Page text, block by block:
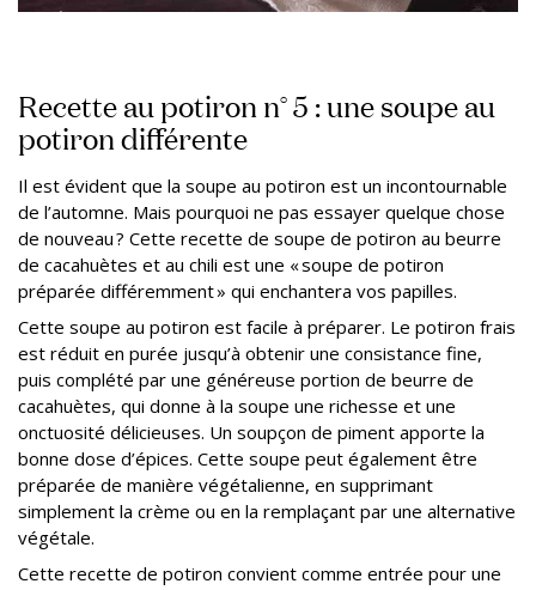
Recette au potiron n° 5 : une soupe au
potiron différente
Il est évident que la soupe au potiron est un incontournable
de l’automne. Mais pourquoi ne pas essayer quelque chose
de nouveau ? Cette recette de soupe de potiron au beurre
de cacahuètes et au chili est une « soupe de potiron
préparée différemment » qui enchantera vos papilles.
Cette soupe au potiron est facile à préparer. Le potiron frais
est réduit en purée jusqu’à obtenir une consistance fine,
puis complété par une généreuse portion de beurre de
cacahuètes, qui donne à la soupe une richesse et une
onctuosité délicieuses. Un soupçon de piment apporte la
bonne dose d’épices. Cette soupe peut également être
préparée de manière végétalienne, en supprimant
simplement la crème ou en la remplaçant par une alternative
végétale.
Cette recette de potiron convient comme entrée pour une